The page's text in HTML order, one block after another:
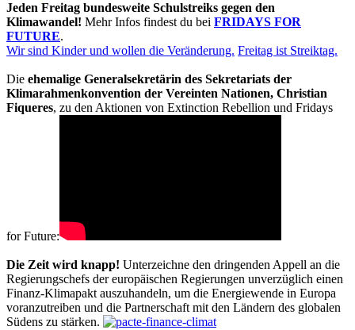
Jeden Freitag bundesweite Schulstreiks gegen den
Klimawandel! Mehr Infos findest du bei FRIDAYS FOR
FUTURE.
Wir sind Kinder und wollen die Veränderung. Freitag ist Streiktag.
Die ehemalige Generalsekretärin des Sekretariats der
Klimarahmenkonvention der Vereinten Nationen, Christian
Fiqueres, zu den Aktionen von Extinction Rebellion und Fridays
for Future:
Die Zeit wird knapp! Unterzeichne den dringenden Appell an die
Regierungschefs der europäischen Regierungen unverzüglich einen
Finanz-Klimapakt auszuhandeln, um die Energiewende in Europa
voranzutreiben und die Partnerschaft mit den Ländern des globalen
Südens zu stärken.